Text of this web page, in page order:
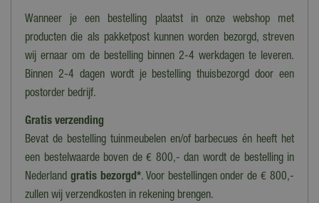
Type stoel
Armstoel
Materiaal
Rotan
Lengte
63 cm
Breedte
63 cm
Wanneer je een bestelling plaatst in onze webshop met
producten die als pakketpost kunnen worden bezorgd, streven
wij ernaar om de bestelling binnen 2-4 werkdagen te leveren.
Binnen 2-4 dagen wordt je bestelling thuisbezorgd door een
postorder bedrijf.
Gratis verzending
Bevat de bestelling tuinmeubelen en/of barbecues én heeft het
een bestelwaarde boven de € 800,- dan wordt de bestelling in
Nederland gratis bezorgd*. Voor bestellingen onder de € 800,-
zullen wij verzendkosten in rekening brengen.